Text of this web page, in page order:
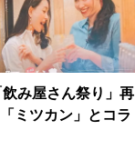
み屋さん祭り」再
ミツカン」とコラ